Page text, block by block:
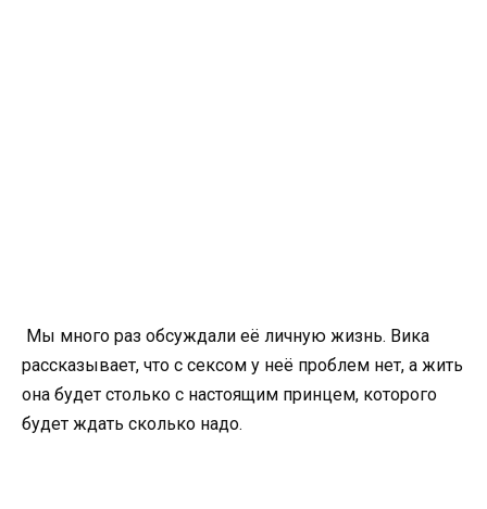
Мы много раз обсуждали её личную жизнь. Вика
рассказывает, что с сексом у неё проблем нет, а жить
она будет столько с настоящим принцем, которого
будет ждать сколько надо.